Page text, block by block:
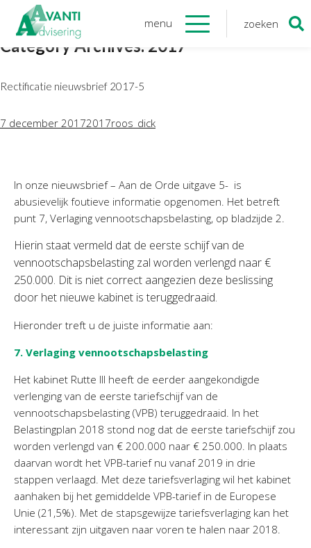
menu zoeken
Organisatie
Onze medewerkers
Algemene verordening
Vacatures
Onzediensten
Financiele Administratie
Startersbegeleiding
Tijdelijk financieel personeel
Personeel & Organisatie
Belastingadvies Purmerend
Online boekhouden
Nieuws&informatie
Nieuwsbrief
Handige links
Downloads
Zoeken
naar:
Category Archives: 2017
Rectificatie nieuwsbrief 2017-5
7 december 20172017roos_dick
In onze nieuwsbrief – Aan de Orde uitgave 5- is
abusievelijk foutieve informatie opgenomen. Het betreft
punt 7, Verlaging vennootschapsbelasting, op bladzijde 2.
Hierin staat vermeld dat de eerste schijf van de
vennootschapsbelasting zal worden verlengd naar €
250.000. Dit is niet correct aangezien deze beslissing
door het nieuwe kabinet is teruggedraaid.
Hieronder treft u de juiste informatie aan:
7. Verlaging vennootschapsbelasting
Het kabinet Rutte III heeft de eerder aangekondigde
verlenging van de eerste tariefschijf van de
vennootschapsbelasting (VPB) teruggedraaid. In het
Belastingplan 2018 stond nog dat de eerste tariefschijf zou
worden verlengd van € 200.000 naar € 250.000. In plaats
daarvan wordt het VPB-tarief nu vanaf 2019 in drie
stappen verlaagd. Met deze tariefsverlaging wil het kabinet
aanhaken bij het gemiddelde VPB-tarief in de Europese
Unie (21,5%). Met de stapsgewijze tariefsverlaging kan het
interessant zijn uitgaven naar voren te halen naar 2018.